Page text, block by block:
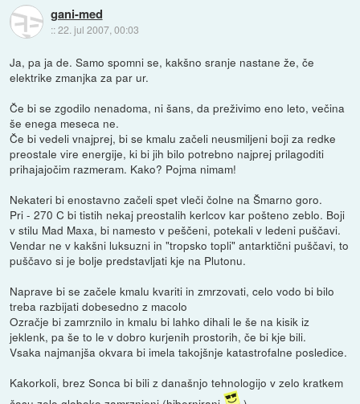
gani-med
::22. jul 2007, 00:03
Ja, pa ja de. Samo spomni se, kakšno sranje nastane že, če
elektrike zmanjka za par ur.
Če bi se zgodilo nenadoma, ni šans, da preživimo eno leto, večina
še enega meseca ne.
Če bi vedeli vnajprej, bi se kmalu začeli neusmiljeni boji za redke
preostale vire energije, ki bi jih bilo potrebno najprej prilagoditi
prihajajočim razmeram. Kako? Pojma nimam!
Nekateri bi enostavno začeli spet vleči čolne na Šmarno goro.
Pri - 270 C bi tistih nekaj preostalih kerlcov kar pošteno zeblo. Boji
v stilu Mad Maxa, bi namesto v peščeni, potekali v ledeni puščavi.
Vendar ne v kakšni luksuzni in "tropsko topli" antarktični puščavi, to
puščavo si je bolje predstavljati kje na Plutonu.
Naprave bi se začele kmalu kvariti in zmrzovati, celo vodo bi bilo
treba razbijati dobesedno z macolo
Ozračje bi zamrznilo in kmalu bi lahko dihali le še na kisik iz
jeklenk, pa še to le v dobro kurjenih prostorih, če bi kje bili.
Vsaka najmanjša okvara bi imela takojšnje katastrofalne posledice.
Kakorkoli, brez Sonca bi bili z današnjo tehnologijo v zelo kratkem